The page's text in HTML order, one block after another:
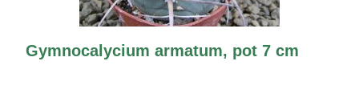
Gymnocalycium armatum, pot 7 cm